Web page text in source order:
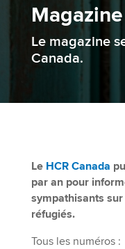
Le magazine
Canada.
Le HCR Canada
par an pour
sympathisants
réfugiés.
Tous les numéros :